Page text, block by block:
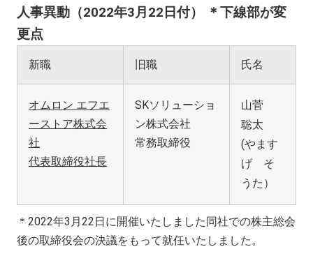
人事異動（2022年3月22日付）
＊下線部が変
更点
新職 旧職 氏名
オムロン エフエ
ーストア株式会
社
代表取締役社長
SKソリューショ
ン株式会社
常務取締役
山菅
聡太
(やます
げ そ
うた）
＊2022年3月22日に開催いたしました同社での株主総会
後の取締役会の決議をもって就任いたしました。